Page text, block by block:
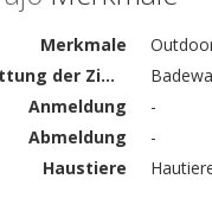
Merkmale
Ausstattung der Zimmer
Anmeldung
-
Abmeldung
-
Haustiere